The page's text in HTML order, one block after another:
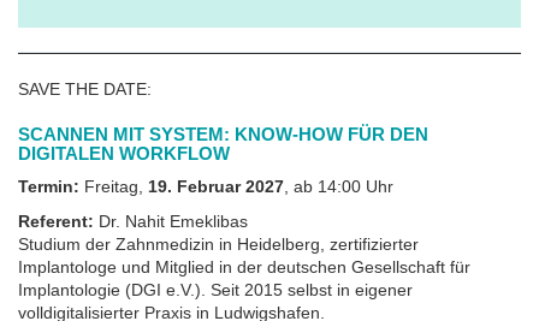
SAVE THE DATE:
SCANNEN MIT SYSTEM: KNOW-HOW FÜR DEN
DIGITALEN WORKFLOW
Termin: Freitag, 19. Februar 2027 , ab 14:00 Uhr
Referent: Dr. Nahit Emeklibas
Studium der Zahnmedizin in Heidelberg, zertifizierter
Implantologe und Mitglied in der deutschen Gesellschaft für
Implantologie (DGI e.V.). Seit 2015 selbst in eigener
volldigitalisierter Praxis in Ludwigshafen.